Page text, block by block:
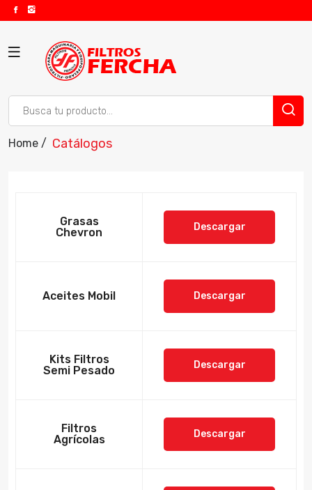
Home / Catálogos
Grasas
Chevron
Descargar
Aceites Mobil Descargar
Kits Filtros
Semi Pesado
Descargar
Filtros
Agrícolas
Descargar